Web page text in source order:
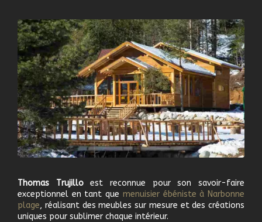
Thomas Trujilloest reconnue pour son savoir-faire
exceptionnel en tant que menuisier ébéniste à Narbonne
plage, réalisant des meubles sur mesure et des créations
uniques pour sublimer chaque intérieur.